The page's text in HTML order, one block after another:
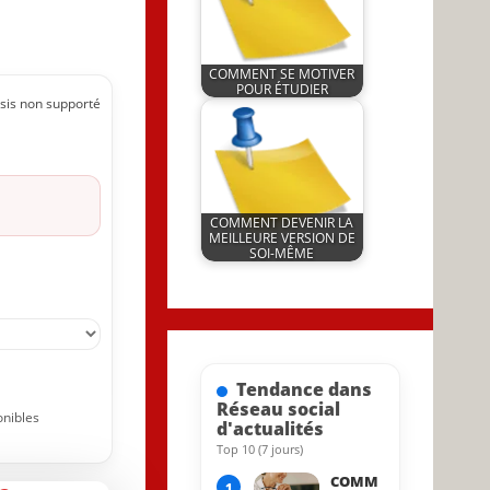
non supporté
5 September 2024
COMMENT SE MOTIVER
POUR ÉTUDIER
by
JeunInfo.J.l.
COMMENT DEVENIR LA
MEILLEURE VERSION DE
SOI-MÊME
31 May 2023
Tendance dans
Réseau social
d'actualités
Top 10 (7 jours)
COMM